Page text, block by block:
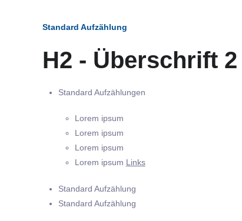
Standard Aufzählung
H2 - Überschrift 2
Standard Aufzählungen
Lorem ipsum
Lorem ipsum
Lorem ipsum
Lorem ipsum Links
Standard Aufzählung
Standard Aufzählung